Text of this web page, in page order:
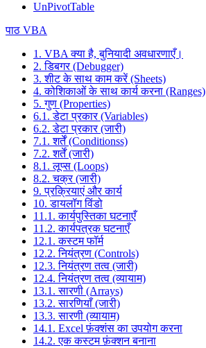
UnPivotTable
पाठ VBA
1. VBA क्या है, बुनियादी अवधारणाएँ।
2. डिबगर (Debugger)
3. शीट के साथ काम करें (Sheets)
4. कोशिकाओं के साथ कार्य करना (Ranges)
5. गुण (Properties)
6.1. डेटा प्रकार (Variables)
6.2. डेटा प्रकार (जारी)
7.1. शर्तें (Conditionss)
7.2. शर्तें (जारी)
8.1. लूप्स (Loops)
8.2. चक्र (जारी)
9. प्रक्रियाएं और कार्य
10. डायलॉग विंडो
11.1. कार्यपुस्तिका घटनाएँ
11.2. कार्यपत्रक घटनाएँ
12.1. कस्टम फॉर्म
12.2. नियंत्रण (Controls)
12.3. नियंत्रण तत्व (जारी)
12.4. नियंत्रण तत्व (व्यायाम)
13.1. सारणी (Arrays)
13.2. सारणियाँ (जारी)
13.3. सारणी (व्यायाम)
14.1. Excel फ़ंक्शंस का उपयोग करना
14.2. एक कस्टम फ़ंक्शन बनाना